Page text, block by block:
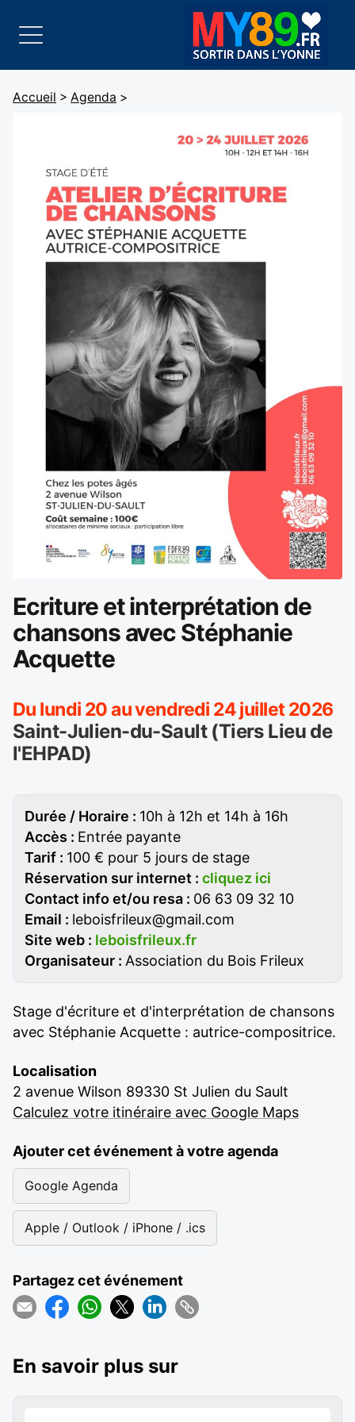
Accueil > Agenda >
Ecriture et interprétation de
chansons avec Stéphanie
Acquette
Du lundi 20 au vendredi 24 juillet 2026
Saint-Julien-du-Sault (Tiers Lieu de
l'EHPAD)
Durée / Horaire : 10h à 12h et 14h à 16h
Accès : Entrée payante
Tarif : 100 € pour 5 jours de stage
Réservation sur internet : cliquez ici
Contact info et/ou resa : 06 63 09 32 10
Email : leboisfrileux@gmail.com
Site web : leboisfrileux.fr
Organisateur : Association du Bois Frileux
Stage d'écriture et d'interprétation de chansons
avec Stéphanie Acquette : autrice-compositrice.
Localisation
2 avenue Wilson 89330 St Julien du Sault
Calculez votre itinéraire avec Google Maps
Ajouter cet événement à votre agenda
Google Agenda
Apple / Outlook / iPhone / .ics
Partagez cet événement
En savoir plus sur